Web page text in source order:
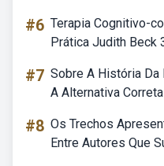
#6 Terapia Cognitivo-
Prática Judith Beck
#7 Sobre A História
A Alternativa Correta
#8 Os Trechos
Entre Autores Que